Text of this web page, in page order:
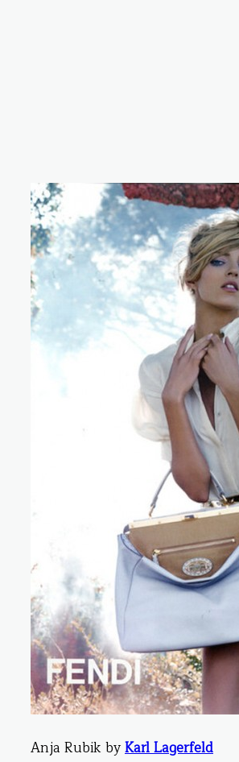
Anja Rubik byKarl Lagerfeld